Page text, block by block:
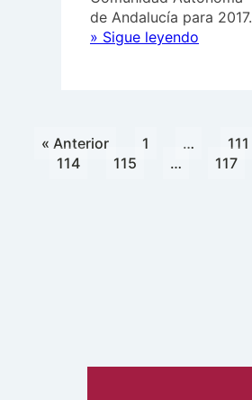
de Andalucía para 2017.
» Sigue leyendo
« Anterior 1 … 111
114
115 … 117